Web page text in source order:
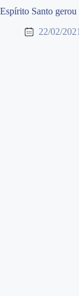
Espírito Santo
22/02/2021